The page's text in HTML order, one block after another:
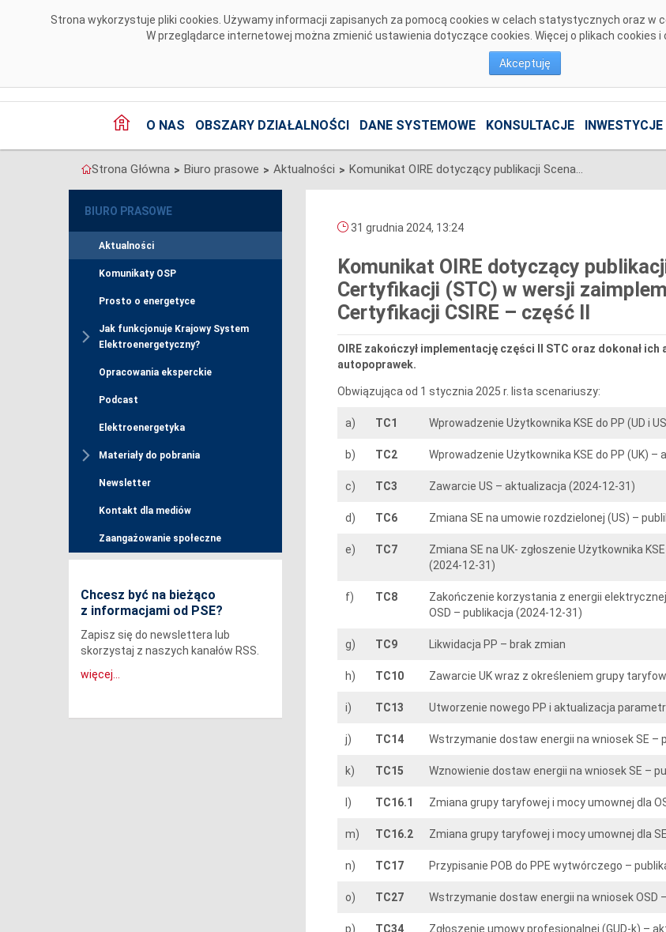
Strona wykorzystuje pliki cookies. Używamy informacji zapisanych za pomocą cookies w celach statystycznych oraz w
W przeglądarce internetowej można zmienić ustawienia dotyczące cookies. Więcej o plikach cookies
Akceptuję
O NAS OBSZARY DZIAŁALNOŚCI DANE SYSTEMOWE KONSULTACJE INWESTYCJE
Strona Główna > Biuro prasowe > Aktualności > Komunikat OIRE dotyczący publikacji Scenariuszy Testów Certyfikacji (STC) w wersji zaimplementowanej w Systemie Certyfikacji CSIRE – część II
BIURO PRASOWE
Aktualności
Komunikaty OSP
Prosto o energetyce
Jak funkcjonuje Krajowy System
Elektroenergetyczny?
Opracowania eksperckie
Podcast
Elektroenergetyka
Materiały do pobrania
Newsletter
Kontakt dla mediów
Zaangażowanie społeczne
Chcesz być na bieżąco
z informacjami od PSE?
Zapisz się do newslettera lub
skorzystaj z naszych kanałów RSS.
więcej...
31 grudnia 2024, 13:24
Komunikat OIRE dotyczący
Certyfikacji (STC) w wersji
Certyfikacji CSIRE – część II
OIRE zakończył implementację części II STC oraz dokonał
autopoprawek.
Obwiązująca od 1 stycznia 2025 r. lista scenariuszy:
a) TC1 Wprowadzenie Użytkownika KSE do PP (UD i
b) TC2 Wprowadzenie Użytkownika KSE do PP (UK)
c) TC3 Zawarcie US – aktualizacja (2024-12-31)
d) TC6 Zmiana SE na umowie rozdzielonej (US) –
e) TC7
Zmiana SE na UK- zgłoszenie Użytkownika
(2024-12-31)
f) TC8
Zakończenie korzystania z energii
OSD – publikacja (2024-12-31)
g) TC9 Likwidacja PP – brak zmian
h) TC10 Zawarcie UK wraz z określeniem grupy
i) TC13 Utworzenie nowego PP i aktualizacja
j) TC14 Wstrzymanie dostaw energii na wniosek SE –
k) TC15 Wznowienie dostaw energii na wniosek SE –
l) TC16.1 Zmiana grupy taryfowej i mocy umownej dla
m) TC16.2 Zmiana grupy taryfowej i mocy umownej dla
n) TC17 Przypisanie POB do PPE wytwórczego –
o) TC27 Wstrzymanie dostaw energii na wniosek OSD
p) TC34 Zgłoszenie umowy profesjonalnej (GUD-k) –